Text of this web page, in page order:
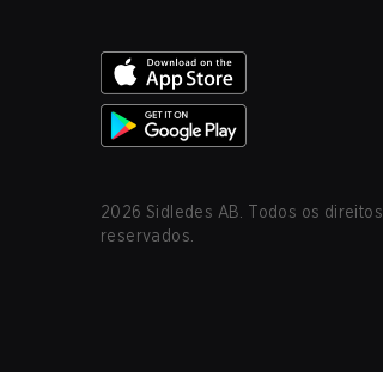
2026 Sidledes AB. Todos os direitos
reservados.